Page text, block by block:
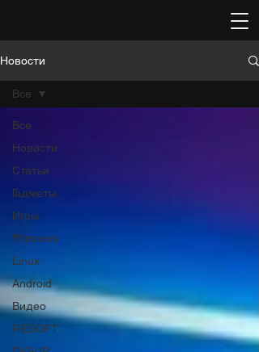
Новости
Все
Новости
Статьи
Гаджеты
Игры
Windows
Linux
Android
Видео
RESOFT
Все